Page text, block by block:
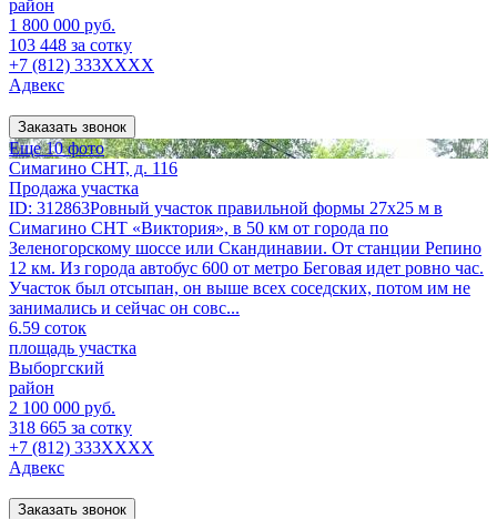
район
1 800 000 руб.
103 448 за сотку
+7 (812) 333XXXX
Адвекс
Заказать звонок
Еще 10 фото
Симагино СНТ, д. 116
Продажа участка
ID: 312863Ровный участок правильной формы 27х25 м в
Симагино СНТ «Виктория», в 50 км от города по
Зеленогорскому шоссе или Скандинавии. От станции Репино
12 км. Из города автобус 600 от метро Беговая идет ровно час.
Участок был отсыпан, он выше всех соседских, потом им не
занимались и сейчас он совс...
6.59 соток
площадь участка
Выборгский
район
2 100 000 руб.
318 665 за сотку
+7 (812) 333XXXX
Адвекс
Заказать звонок